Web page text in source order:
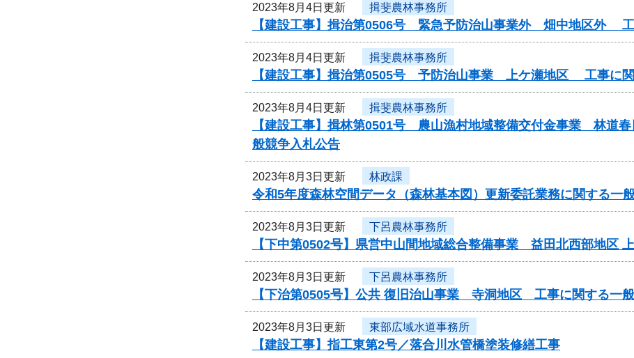
2023年8月4日更新 揖斐農林事務所
【建設工事】揖治第0506号 緊急予防治山事業外 畑中地区外 工
2023年8月4日更新 揖斐農林事務所
【建設工事】揖治第0505号 予防治山事業 上ケ瀬地区 工事に関
2023年8月4日更新 揖斐農林事務所
【建設工事】揖林第0501号 農山漁村地域整備交付金事業 林道
般競争入札公告
2023年8月3日更新 林政課
令和5年度森林空間データ（森林基本図）更新委託業務に関する一
2023年8月3日更新 下呂農林事務所
【下中第0502号】県営中山間地域総合整備事業 益田北西部地区
2023年8月3日更新 下呂農林事務所
【下治第0505号】公共 復旧治山事業 寺洞地区 工事に関する一
2023年8月3日更新 東部広域水道事務所
【建設工事】指工東第2号／落合川水管橋塗装修繕工事